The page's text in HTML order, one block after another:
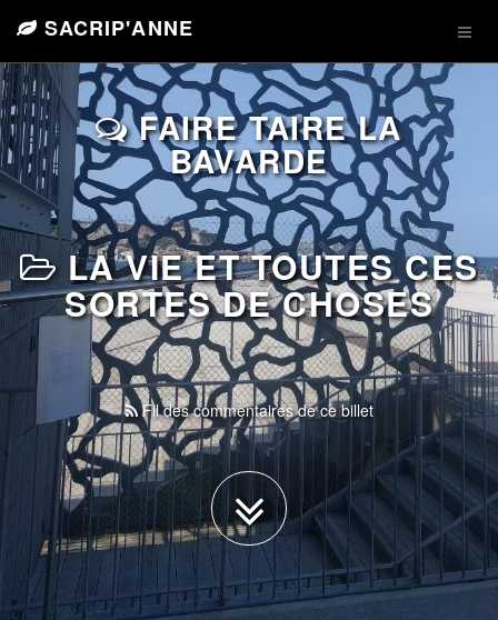
SACRIP'ANNE
FAIRE TAIRE LA
BAVARDE
LA VIE ET TOUTES CES
SORTES DE CHOSES
Fil des commentaires de ce billet